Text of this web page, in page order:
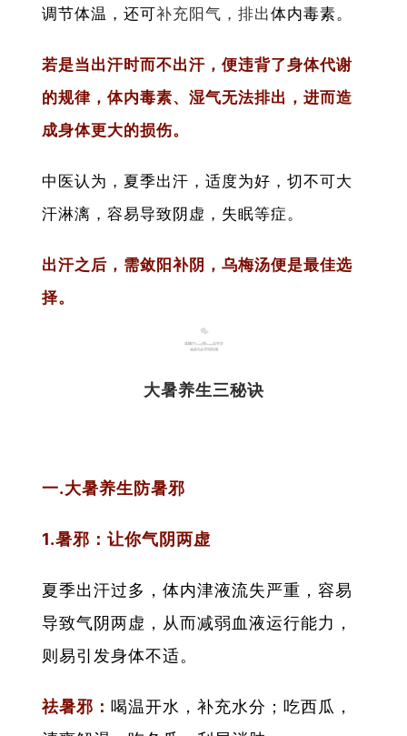
调节体温，还可补充阳气，排出体内毒素。
若是当出汗时而不出汗，便违背了身体代谢
的规律，体内毒素、湿气无法排出，进而造
成身体更大的损伤。
中医认为，夏季出汗，适度为好，切不可大
汗淋漓，容易导致阴虚，失眠等症。
出汗之后，需敛阳补阴，乌梅汤便是最佳选
择。
03
大暑养生三秘诀
一.大暑养生防暑邪
1.暑邪：让你气阴两虚
夏季出汗过多，体内津液流失严重，容易
导致气阴两虚，从而减弱血液运行能力，
则易引发身体不适。
祛暑邪：喝温开水，补充水分；吃西瓜，